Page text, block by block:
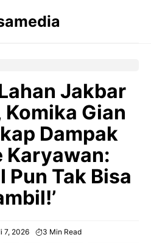
Jakbar
Gian
Dampak
Karyawan:
Pun Tak Bisa
7, 2026 3 Min Read